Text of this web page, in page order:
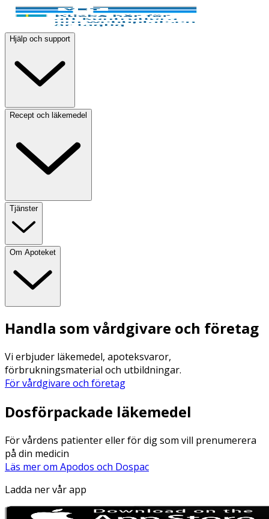
Hjälp och support
Recept och läkemedel
Tjänster
Om Apoteket
Handla som vårdgivare och företag
Vi erbjuder läkemedel, apoteksvaror,
förbrukningsmaterial och utbildningar.
För vårdgivare och företag
Dosförpackade läkemedel
För vårdens patienter eller för dig som vill prenumerera
på din medicin
Läs mer om Apodos och Dospac
Ladda ner vår app